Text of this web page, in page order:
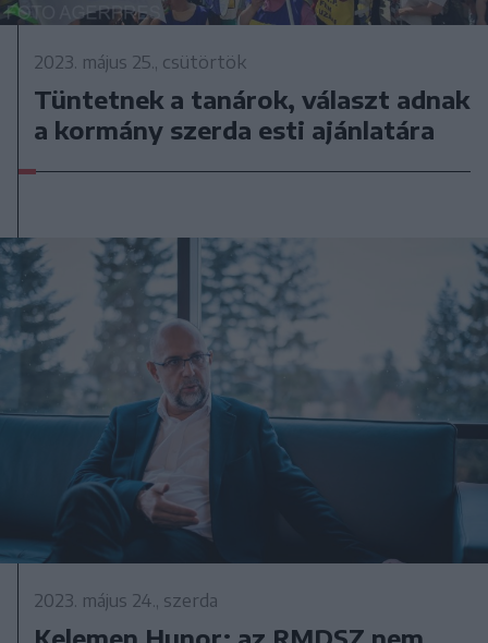
2023. május 25., csütörtök
Tüntetnek a tanárok, választ adnak
a kormány szerda esti ajánlatára
2023. május 24., szerda